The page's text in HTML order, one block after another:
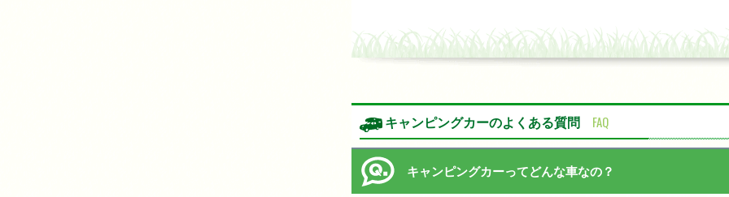
キャンピングカーのよくある質問 FAQ
キャンピングカーってどんな車なの？